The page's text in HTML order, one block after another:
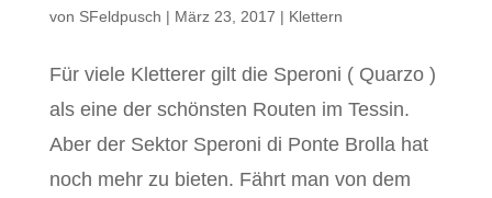
von SFeldpusch | März 23, 2017 | Klettern
Für viele Kletterer gilt die Speroni ( Quarzo )
als eine der schönsten Routen im Tessin.
Aber der Sektor Speroni di Ponte Brolla hat
noch mehr zu bieten. Fährt man von dem